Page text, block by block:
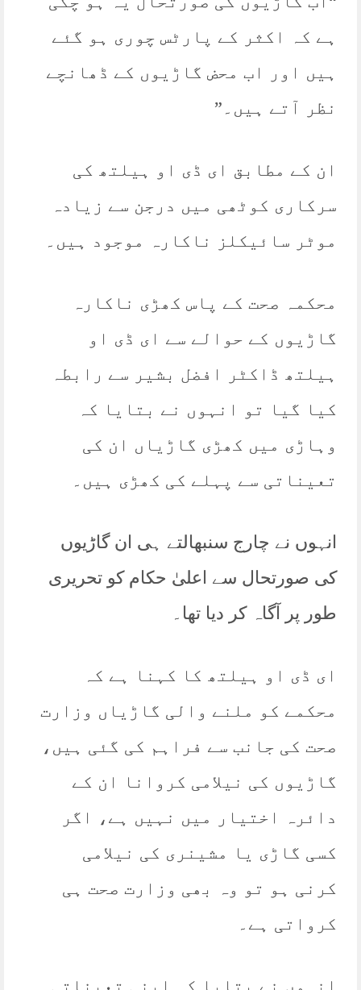
ہے کہ اکثر کے پارٹس چوری ہو گئے
ہیں اور اب محض گاڑیوں کے ڈھانچے
نظر آتے ہیں۔”
ان کے مطابق ای ڈی او ہیلتھ کی
سرکاری کوٹھی میں درجن سے زیادہ
موٹر سائیکلز ناکارہ موجود ہیں۔
محکمہ صحت کے پاس کھڑی ناکارہ
گاڑیوں کے حوالے سے ای ڈی او
ہیلتھ ڈاکٹر افضل بشیر سے رابطہ
کیا گیا تو انہوں نے بتایا کہ
وہاڑی میں کھڑی گاڑیاں ان کی
تعیناتی سے پہلے کی کھڑی ہیں۔
انہوں نے چارج سنبھالتے ہی ان گاڑیوں
کی صورتحال سے اعلیٰ حکام کو تحریری
طور پر آگاہ کر دیا تھا۔
ای ڈی او ہیلتھ کا کہنا ہے کہ
محکمے کو ملنے والی گاڑیاں وزارت
صحت کی جانب سے فراہم کی گئی ہیں،
گاڑیوں کی نیلامی کروانا ان کے
دائرہ اختیار میں نہیں ہے، اگر
کسی گاڑی یا مشینری کی نیلامی
کرنی ہو تو وہ بھی وزارت صحت ہی
کرواتی ہے۔
انہوں نے بتایا کہ اپنی تعیناتی